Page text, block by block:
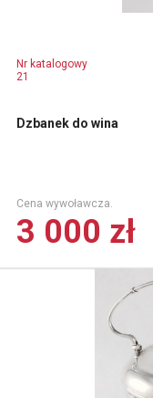
Nr katalogowy
21
Dzbanek do wina
Cena wywoławcza.
3 000 zł